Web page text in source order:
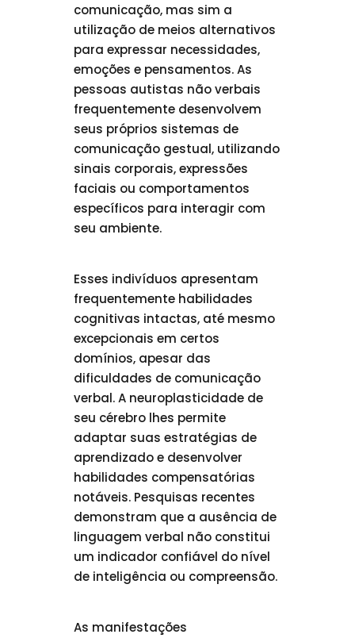
comunicação, mas sim a
utilização de meios alternativos
para expressar necessidades,
emoções e pensamentos. As
pessoas autistas não verbais
frequentemente desenvolvem
seus próprios sistemas de
comunicação gestual, utilizando
sinais corporais, expressões
faciais ou comportamentos
específicos para interagir com
seu ambiente.
Esses indivíduos apresentam
frequentemente habilidades
cognitivas intactas, até mesmo
excepcionais em certos
domínios, apesar das
dificuldades de comunicação
verbal. A neuroplasticidade de
seu cérebro lhes permite
adaptar suas estratégias de
aprendizado e desenvolver
habilidades compensatórias
notáveis. Pesquisas recentes
demonstram que a ausência de
linguagem verbal não constitui
um indicador confiável do nível
de inteligência ou compreensão.
As manifestações